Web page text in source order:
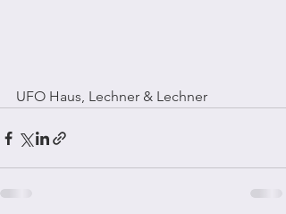
UFO Haus, Lechner & Lechner